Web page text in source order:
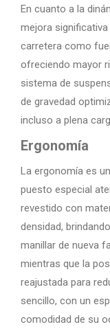
En cuanto a la
mejora
carretera como
ofreciendo mayor
sistema de
de gravedad
incluso a plena
Ergonomía
La ergonomía es
puesto especial
revestido con
densidad,
manillar de nueva
mientras que la
reajustada para
sencillo, con un
comodidad de su